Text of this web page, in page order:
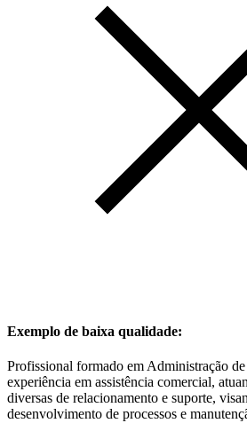
Exemplo de baixa qualidade:
Profissional formado em Administração
experiência em assistência comercial,
diversas de relacionamento e suporte,
desenvolvimento de processos e